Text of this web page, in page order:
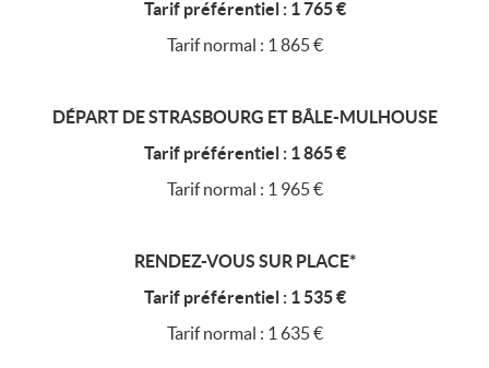
Tarif préférentiel : 1 765 €
Tarif normal : 1 865 €
DÉPART DE STRASBOURG ET BÂLE-MULHOUSE
Tarif préférentiel : 1 865 €
Tarif normal : 1 965 €
RENDEZ-VOUS SUR PLACE*
Tarif préférentiel : 1 535 €
Tarif normal : 1 635 €